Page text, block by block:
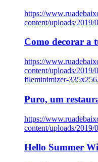
https://
content/uploads/
Como decorar a
https://
content/uploads/2019/
fileminimizer-
Puro, um
https://
content/uploads/
Hello Summer